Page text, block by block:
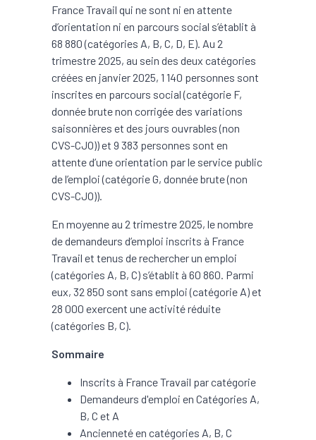
France Travail qui ne sont ni en attente
d’orientation ni en parcours social s’établit à
68 880 (catégories A, B, C, D, E). Au 2
trimestre 2025, au sein des deux catégories
créées en janvier 2025, 1 140 personnes sont
inscrites en parcours social (catégorie F,
donnée brute non corrigée des variations
saisonnières et des jours ouvrables (non
CVS-CJO)) et 9 383 personnes sont en
attente d’une orientation par le service public
de l’emploi (catégorie G, donnée brute (non
CVS-CJO)).
En moyenne au 2 trimestre 2025, le nombre
de demandeurs d’emploi inscrits à France
Travail et tenus de rechercher un emploi
(catégories A, B, C) s’établit à 60 860. Parmi
eux, 32 850 sont sans emploi (catégorie A) et
28 000 exercent une activité réduite
(catégories B, C).
Sommaire
Inscrits à France Travail par catégorie
Demandeurs d'emploi en Catégories A,
B, C et A
Ancienneté en catégories A, B, C